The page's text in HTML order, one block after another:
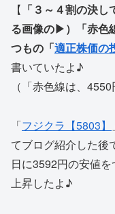
【 「３～４割の決
る画像の▶）「赤色
つもの「適正株価の
書いていたよ♪
（「赤色線は、
「フジクラ【5803】
てブログ紹介した後
日に3592円の安値
上昇したよ♪